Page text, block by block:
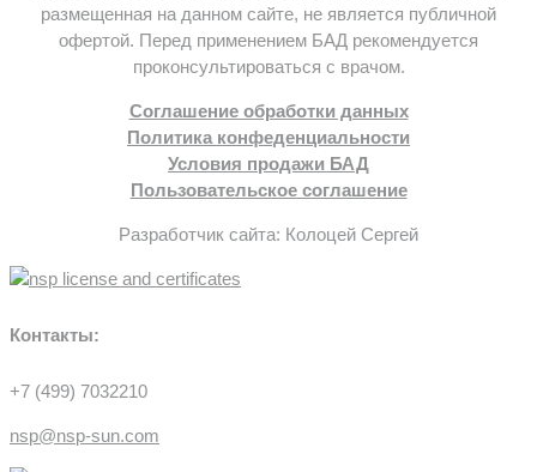
размещенная на данном сайте, не является публичной
офертой. Перед применением БАД рекомендуется
проконсультироваться с врачом.
Соглашение обработки данных
Политика конфеденциальности
Условия продажи БАД
Пользовательское соглашение
Разработчик сайта: Колоцей Сергей
Контакты:
+7 (499) 7032210
nsp@nsp-sun.com